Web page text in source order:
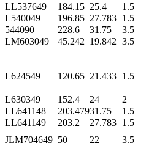
LL537649
184.15 25.4 1.5
L540049
196.85 27.783 1.5
544090
228.6 31.75 3.5
LM603049
45.242 19.842 3.5
L624549
120.65 21.433 1.5
L630349
152.4 24 2
LL641148
203.47931.75 1.5
LL641149
203.2 27.783 1.5
JLM704649 50 22 3.5